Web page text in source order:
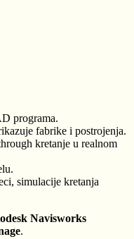
programa.
fabrike i postrojenja.
kretanje u realnom
simulacije kretanja
Navisworks
.